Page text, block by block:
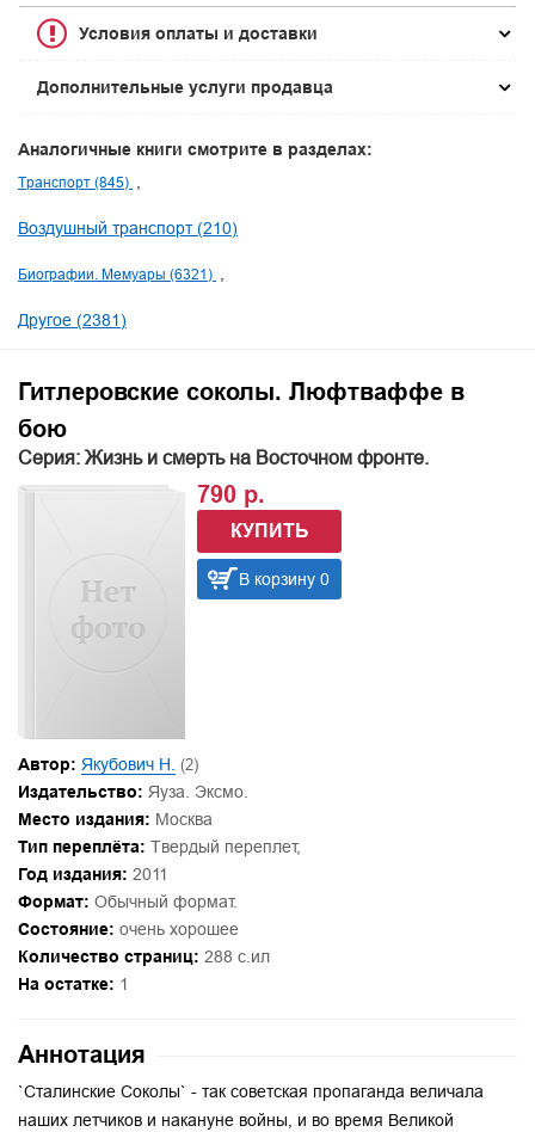
Условия оплаты и доставки
Дополнительные услуги продавца
Аналогичные книги смотрите в разделах:
Транспорт (845)
Воздушный транспорт (210)
Биографии. Мемуары (6321)
Другое (2381)
Гитлеровские соколы. Люфтваффе в
бою
Серия: Жизнь и смерть на Восточном фронте.
790 р.
КУПИТЬ
В корзину 0
Автор: Якубович Н. (2)
Издательство: Яуза. Эксмо.
Место издания: Москва
Тип переплёта: Твердый переплет,
Год издания: 2011
Формат: Обычный формат.
Состояние: очень хорошее
Количество страниц: 288 с.ил
На остатке: 1
Аннотация
`Сталинские Соколы` - так советская пропаганда величала
наших летчиков и накануне войны, и во время Великой